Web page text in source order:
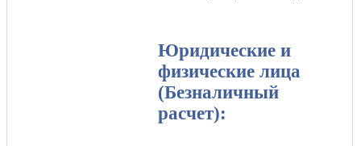
Юридические и
физические лица
(Безналичный
расчет):